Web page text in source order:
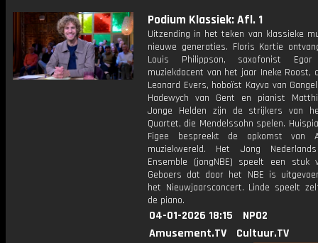
Podium Klassiek: Afl. 1
Uitzending in het teken van klassieke
nieuwe generaties. Floris Kortie
Louis Philippson, saxofonist Egor
muziekdocent van het jaar Ineke Roost,
Leonard Evers, hoboïst Kayva van
Hadewych van Gent en pianist
Jonge Helden zijn de strijkers van
Quartet, die Mendelssohn spelen.
Figee bespreekt de opkomst van
muziekwereld. Het Jong
Ensemble (jongNBE) speelt een stuk
Geboers dat door het NBE is
het Nieuwjaarsconcert. Linde speelt
de piano.
04-01-2026 18:15
NPO2
Amusement.TV
Cultuur.TV